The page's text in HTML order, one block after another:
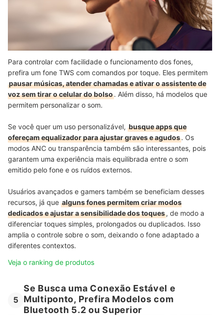
Para controlar com facilidade o funcionamento dos fones,
prefira um fone TWS com comandos por toque. Eles permitem
pausar músicas, atender chamadas e ativar o assistente de
voz sem tirar o celular do bolso. Além disso, há modelos que
permitem personalizar o som.
Se você quer um uso personalizável, busque apps que
ofereçam equalizador para ajustar graves e agudos. Os
modos ANC ou transparência também são interessantes, pois
garantem uma experiência mais equilibrada entre o som
emitido pelo fone e os ruídos externos.
Usuários avançados e gamers também se beneficiam desses
recursos, já que alguns fones permitem criar modos
dedicados e ajustar a sensibilidade dos toques, de modo a
diferenciar toques simples, prolongados ou duplicados. Isso
amplia o controle sobre o som, deixando o fone adaptado a
diferentes contextos.
Veja o ranking de produtos
5
Se Busca uma Conexão Estável e
Multiponto, Prefira Modelos com
Bluetooth 5.2 ou Superior